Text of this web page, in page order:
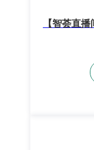
【智荟直